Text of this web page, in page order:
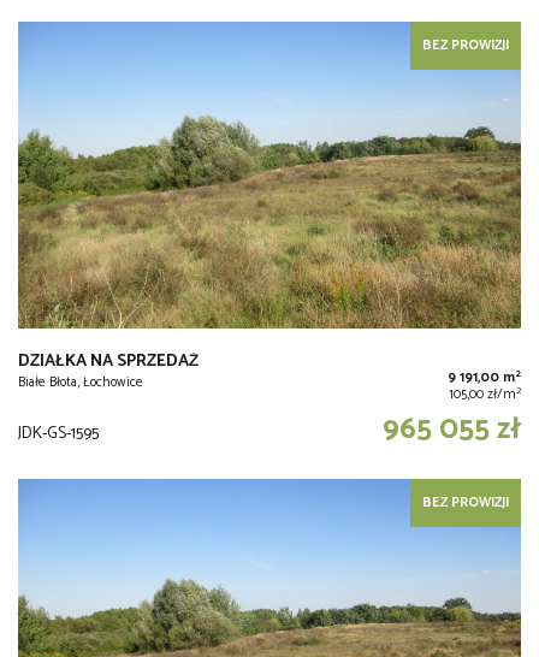
BEZ PROWIZJI
DZIAŁKA NA SPRZEDAŻ
Białe Błota, Łochowice 9 191,00 m2
105,00 zł/m2
JDK-GS-1595 965 055 zł
BEZ PROWIZJI